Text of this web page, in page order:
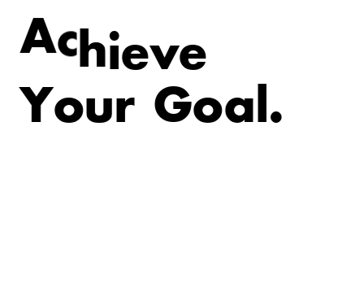
Achieve
Your Goal.